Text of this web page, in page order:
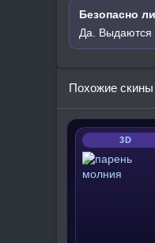
Безопасно
Да. Выдаются
Похожие скины
3D